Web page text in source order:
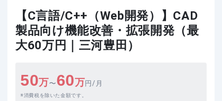
【C言語/C++（Web開発）】CAD
製品向け機能改善・拡張開発（最
大60万円｜三河豊田）
50万〜60万円/月
消費税を除いた金額です。